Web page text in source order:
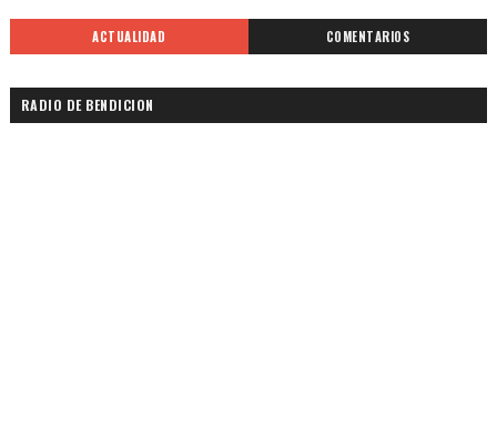
ACTUALIDAD COMENTARIOS
RADIO DE BENDICION